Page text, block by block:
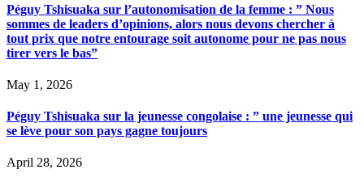
Péguy Tshisuaka sur l’autonomisation de la femme : ” Nous
sommes de leaders d’opinions, alors nous devons chercher à
tout prix que notre entourage soit autonome pour ne pas nous
tirer vers le bas”
May 1, 2026
Péguy Tshisuaka sur la jeunesse congolaise : ” une jeunesse qui
se lève pour son pays gagne toujours
April 28, 2026